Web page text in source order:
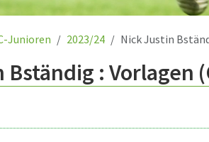
Junioren 2023/24 Nick Justin
Bständig : Vorlagen